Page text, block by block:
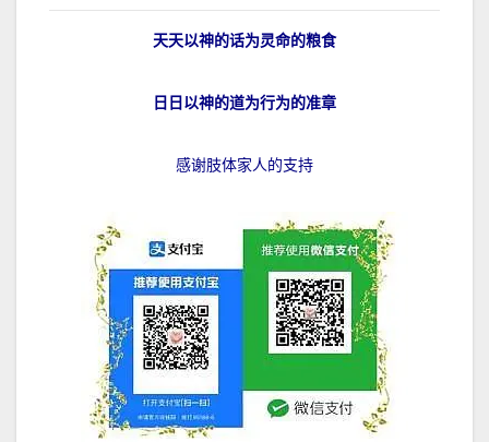
天天以神的话为灵命的粮食
日日以神的道为行为的准章
感谢肢体家人的支持